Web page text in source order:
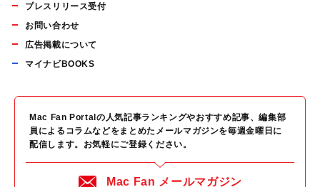
プレスリリース受付
お問い合わせ
広告掲載について
マイナビBOOKS
Mac Fan Portalの人気記事ランキングやおすすめ記事、編集部
員によるコラムなどをまとめたメールマガジンを毎週金曜日に
配信します。お気軽にご登録ください。
Mac Fan メールマガジン